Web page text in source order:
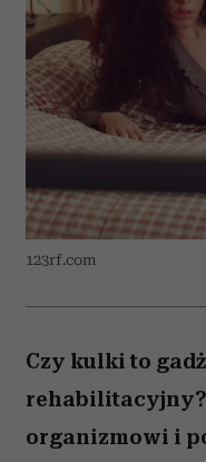
123rf.com
Czy kulki to
rehabilitacyjny?
organizmowi i